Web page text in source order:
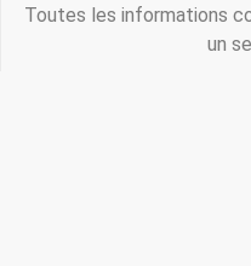
Toutes les informations
un